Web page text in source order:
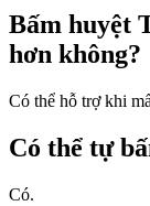
Bấm huyệt
hơn không?
Có thể hỗ trợ khi
Có thể tự
Có.